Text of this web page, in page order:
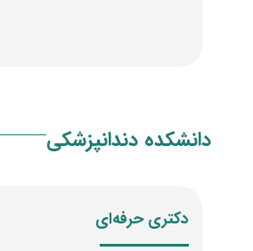
دانشکده دندانپزشکی
دکتری حرفه‌ای